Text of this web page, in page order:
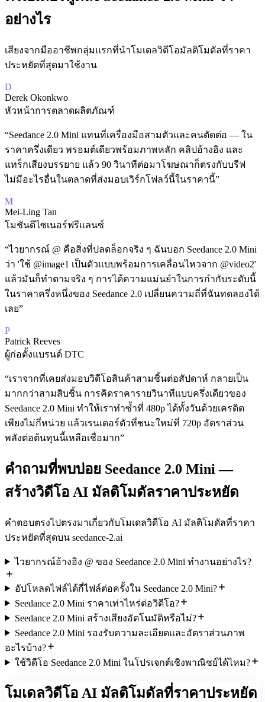
อย่างไร
เสียงจากมืออาชีพกลุ่มแรกที่นำโมเดลวิดีโอมัลติโมดัลที่ราคา
ประหยัดที่สุดมาใช้งาน
D
Derek Okonkwo
หัวหน้าการตลาดผลิตภัณฑ์
“Seedance 2.0 Mini แทนที่เครื่องมือสามตัวและคนตัดต่อ — ใน
ราคาครึ่งเดียว พรอมต์เดียวพร้อมภาพหลัก คลิปอ้างอิง และ
แทร็กเสียงบรรยาย แล้ว 90 วินาทีต่อมาโฆษณาก็ตรงกับบรีฟ
ไม่มีอะไรอื่นในตลาดที่ส่งมอบเวิร์กโฟลว์นี้ในราคานี้”
M
Mei-Ling Tan
โมชันดีไซเนอร์ฟรีแลนซ์
“ไวยากรณ์ @ คือสิ่งที่ปลดล็อกจริง ๆ ฉันบอก Seedance 2.0 Mini
ว่า 'ใช้ @image1 เป็นตัวแบบพร้อมการเคลื่อนไหวจาก @video2'
แล้วมันก็ทำตามจริง ๆ การได้ความแม่นยำในการกำกับระดับนี้
ในราคาครึ่งหนึ่งของ Seedance 2.0 เปลี่ยนความถี่ที่ฉันทดลองได้
เลย”
P
Patrick Reeves
ผู้ก่อตั้งแบรนด์ DTC
“เราจากที่เคยส่งมอบวิดีโอสินค้าสามชิ้นต่อสัปดาห์ กลายเป็น
มากกว่าสามสิบชิ้น การคิดราคารายวินาทีแบบครึ่งเดียวของ
Seedance 2.0 Mini ทำให้เราทำซ้ำที่ 480p ได้ทั้งวันด้วยเครดิต
เพียงไม่กี่หน่วย แล้วเรนเดอร์ตัวที่ชนะใหม่ที่ 720p อัตราส่วน
พลังต่อต้นทุนนี้เหลือเชื่อมาก”
คำถามที่พบบ่อย Seedance 2.0 Mini —
สร้างวิดีโอ AI มัลติโมดัลราคาประหยัด
คำตอบตรงไปตรงมาเกี่ยวกับโมเดลวิดีโอ AI มัลติโมดัลที่ราคา
ประหยัดที่สุดบน seedance-2.ai
ไวยากรณ์อ้างอิง @ ของ Seedance 2.0 Mini ทำงานอย่างไร?
อัปโหลดไฟล์ได้กี่ไฟล์ต่อครั้งใน Seedance 2.0 Mini?
Seedance 2.0 Mini ราคาเท่าไหร่ต่อวิดีโอ?
Seedance 2.0 Mini สร้างเสียงอัตโนมัติหรือไม่?
Seedance 2.0 Mini รองรับความละเอียดและอัตราส่วนภาพ
อะไรบ้าง?
ใช้วิดีโอ Seedance 2.0 Mini ในโปรเจกต์เชิงพาณิชย์ได้ไหม?
โมเดลวิดีโอ AI มัลติโมดัลที่ราคาประหยัด